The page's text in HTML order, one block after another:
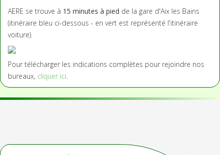
AERE se trouve à 15 minutes à pied de la gare d'Aix les Bains
(itinéraire bleu ci-dessous - en vert est représenté l'itinéraire
voiture).
Pour télécharger les indications complètes pour rejoindre nos
bureaux, cliquer ici.